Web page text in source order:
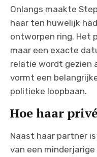
Onlangs maakte
haar ten huwelijk
ontworpen ring. Het
maar een exacte
relatie wordt gezien
vormt een
politieke loopbaan.
Hoe haar
Naast haar partner is
van een